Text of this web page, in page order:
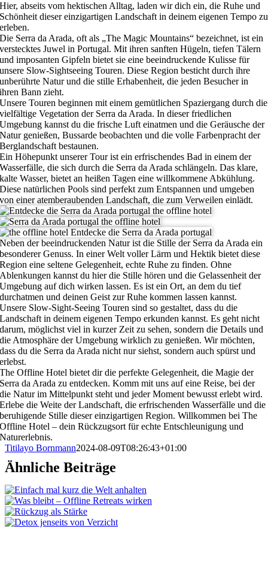
Hier, abseits vom hektischen Alltag, laden wir dich ein, die Ruhe und
Schönheit dieser einzigartigen Landschaft in deinem eigenen Tempo zu
erleben.
Die Serra da Arada, oft als „The Magic Mountains“ bezeichnet, ist ein
verstecktes Juwel in Portugal. Mit ihren sanften Hügeln, tiefen Tälern
und imposanten Gipfeln bietet sie eine beeindruckende Kulisse für
unsere Slow-Sightseeing Touren. Diese Region besticht durch ihre
unberührte Natur und die stille Erhabenheit, die jeden Besucher in
ihren Bann zieht.
Unsere Touren beginnen mit einem gemütlichen Spaziergang durch die
vielfältige Vegetation der Serra da Arada. In dieser friedlichen
Umgebung kannst du die frische Luft einatmen und die Geräusche der
Natur genießen, Bussarde beobachten und die volle Farbenpracht der
Berglandschaft bestaunen.
Ein Höhepunkt unserer Tour ist ein erfrischendes Bad in einem der
Wasserfälle, die sich durch die Serra da Arada schlängeln. Das klare,
kalte Wasser, bietet an heißen Tagen eine willkommene Abkühlung.
Diese natürlichen Pools sind perfekt zum Entspannen und umgeben
von einer atemberaubenden Landschaft, die zum Verweilen einlädt.
Neben der beeindruckenden Natur ist die Stille der Serra da Arada ein
besonderer Genuss. In einer Welt voller Lärm und Hektik bietet diese
Region eine seltene Gelegenheit, echte Ruhe zu finden. Ohne
Ablenkungen kannst du hier die Stille hören und die Gelassenheit der
Umgebung auf dich wirken lassen. Es ist ein Ort, an dem du tief
durchatmen und deinen Geist zur Ruhe kommen lassen kannst.
Unsere Slow-Sight-Seeing Touren sind so gestaltet, dass du die
Landschaft in deinem eigenen Tempo erkunden kannst. Es geht nicht
darum, möglichst viel in kurzer Zeit zu sehen, sondern die Details und
die Atmosphäre der Umgebung wirklich zu genießen. Wir möchten,
dass du die Serra da Arada nicht nur siehst, sondern auch spürst und
erlebst.
The Offline Hotel bietet dir die perfekte Gelegenheit, die Magie der
Serra da Arada zu entdecken. Komm mit uns auf eine Reise, bei der
die Natur im Mittelpunkt steht und jeder Moment bewusst erlebt wird.
Erlebe die Weite der Landschaft, die erfrischenden Wasserfälle und die
beruhigende Stille dieser einzigartigen Region. Willkommen bei The
Offline Hotel – dein Rückzugsort für echte Entschleunigung und
Naturerlebnis.
Titilayo Bornmann2024-08-09T08:26:43+01:00
Ähnliche Beiträge